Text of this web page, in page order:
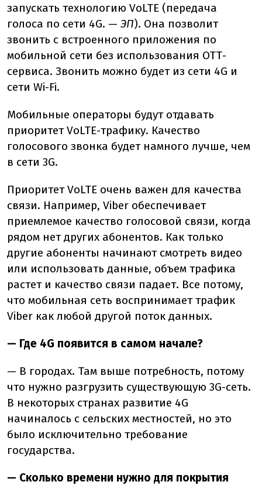
запускать технологию VoLTE (передача
голоса по сети 4G. — ЭП). Она позволит
звонить с встроенного приложения по
мобильной сети без использования ОТТ-
сервиса. Звонить можно будет из сети 4G и
сети Wi-Fi.
Мобильные операторы будут отдавать
приоритет VoLTE-трафику. Качество
голосового звонка будет намного лучше, чем
в сети 3G.
Приоритет VoLTE очень важен для качества
связи. Например, Viber обеспечивает
приемлемое качество голосовой связи, когда
рядом нет других абонентов. Как только
другие абоненты начинают смотреть видео
или использовать данные, объем трафика
растет и качество связи падает. Все потому,
что мобильная сеть воспринимает трафик
Viber как любой другой поток данных.
— Где 4G появится в самом начале?
— В городах. Там выше потребность, потому
что нужно разгрузить существующую 3G-сеть.
В некоторых странах развитие 4G
начиналось с сельских местностей, но это
было исключительно требование
государства.
— Сколько времени нужно для покрытия